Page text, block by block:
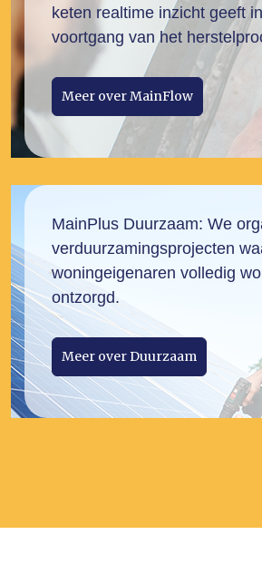
keten realtime inzicht geeft
voortgang van het
Meer over MainFlow
MainPlus Duurzaam: We
verduurzamingsprojecten
woningeigenaren volledig
ontzorgd.
Meer over Duurzaam